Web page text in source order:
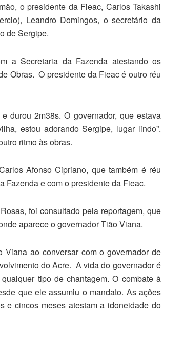
o presidente da Fieac, Carlos Takashi
Leandro Domingos, o secretário da
de Sergipe.
a Secretaria da Fazenda atestando os
Obras. O presidente da Fieac é outro réu
durou 2m38s. O governador, que estava
estou adorando Sergipe, lugar lindo”.
ritmo às obras.
Afonso Cipriano, que também é réu
Fazenda e com o presidente da Fieac.
foi consultado pela reportagem, que
aparece o governador Tião Viana.
ao conversar com o governador de
do Acre. A vida do governador é
tipo de chantagem. O combate à
que ele assumiu o mandato. As ações
e cincos meses atestam a idoneidade do